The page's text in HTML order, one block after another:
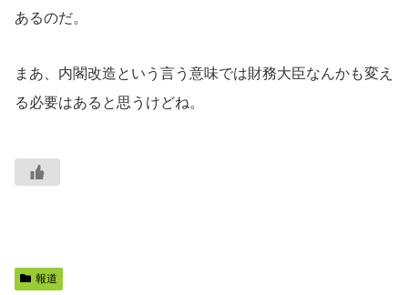
あるのだ。
まあ、内閣改造という言う意味では財務大臣なんかも変え
る必要はあると思うけどね。
報道